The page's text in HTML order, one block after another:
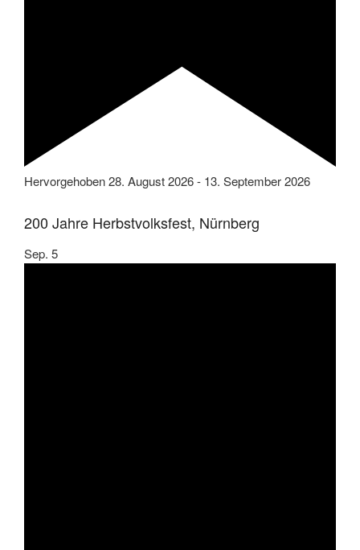
Hervorgehoben28. August 2026- 13. September 2026
200 Jahre Herbstvolksfest, Nürnberg
Sep. 5